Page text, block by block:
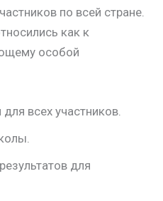
по всей стране.
как к
особой
всех участников.
для